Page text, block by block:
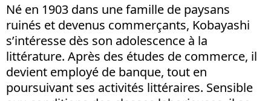
Né en 1903 dans une famille de paysans
ruinés et devenus commerçants, Kobayashi
s’intéresse dès son adolescence à la
littérature. Après des études de commerce, il
devient employé de banque, tout en
poursuivant ses activités littéraires. Sensible